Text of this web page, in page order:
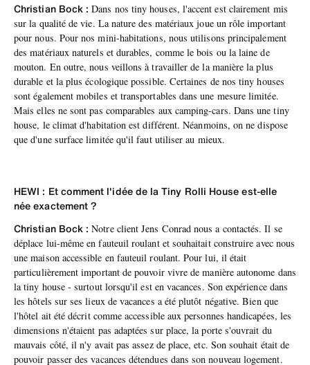
Christian Bock :Dans nos tiny houses, l'accent est clairement mis
sur la qualité de vie. La nature des matériaux joue un rôle important
pour nous. Pour nos mini-habitations, nous utilisons principalement
des matériaux naturels et durables, comme le bois ou la laine de
mouton. En outre, nous veillons à travailler de la manière la plus
durable et la plus écologique possible. Certaines de nos tiny houses
sont également mobiles et transportables dans une mesure limitée.
Mais elles ne sont pas comparables aux camping-cars. Dans une tiny
house, le climat d'habitation est différent. Néanmoins, on ne dispose
que d'une surface limitée qu'il faut utiliser au mieux.
HEWI : Et comment l'idée de la Tiny Rolli House est-elle
née exactement ?
Christian Bock :Notre client Jens Conrad nous a contactés. Il se
déplace lui-même en fauteuil roulant et souhaitait construire avec nous
une maison accessible en fauteuil roulant. Pour lui, il était
particulièrement important de pouvoir vivre de manière autonome dans
la tiny house - surtout lorsqu'il est en vacances. Son expérience dans
les hôtels sur ses lieux de vacances a été plutôt négative. Bien que
l'hôtel ait été décrit comme accessible aux personnes handicapées, les
dimensions n'étaient pas adaptées sur place, la porte s'ouvrait du
mauvais côté, il n'y avait pas assez de place, etc. Son souhait était de
pouvoir passer des vacances détendues dans son nouveau logement.